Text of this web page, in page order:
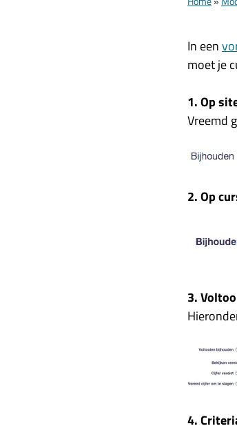
In een
moet je
1. Op
Vreemd
2. Op
3.
4.